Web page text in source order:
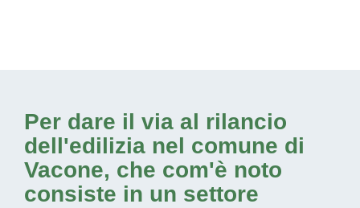
Per dare il via al rilancio
dell'edilizia nel comune di
Vacone, che com'è noto
consiste in un settore